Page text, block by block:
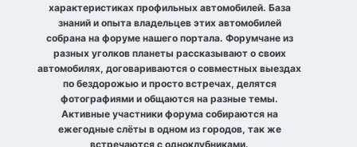
характеристиках профильных автомобилей. База
знаний и опыта владельцев этих автомобилей
собрана на форуме нашего портала. Форумчане из
разных уголков планеты рассказывают о своих
автомобилях, договариваются о совместных выездах
по бездорожью и просто встречах, делятся
фотографиями и общаются на разные темы.
Активные участники форума собираются на
ежегодные слёты в одном из городов, так же
встречаются с одноклубниками.